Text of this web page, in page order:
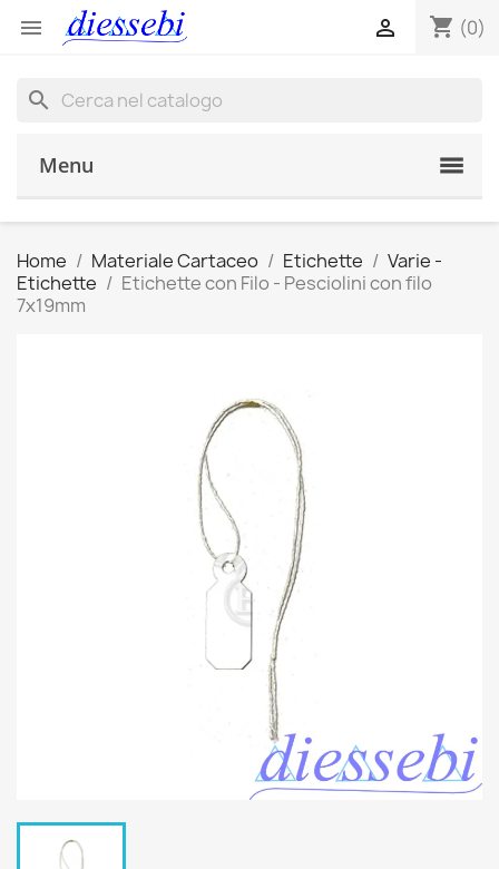
 shopping_cart (0)

search
Menu
Home Materiale Cartaceo Etichette
Varie -
Etichette
Etichette con Filo - Pesciolini con filo
7x19mm